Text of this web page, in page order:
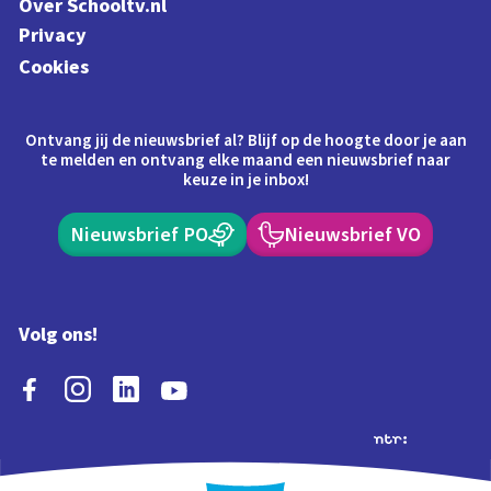
Over Schooltv.nl
Privacy
Cookies
Ontvang jij de nieuwsbrief al? Blijf op de hoogte door je aan
te melden en ontvang elke maand een nieuwsbrief naar
keuze in je inbox!
Nieuwsbrief PO Nieuwsbrief VO
Volg ons!